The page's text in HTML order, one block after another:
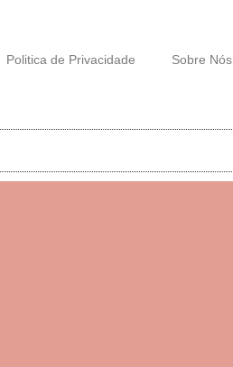
Politica de Privacidade Sobre Nós